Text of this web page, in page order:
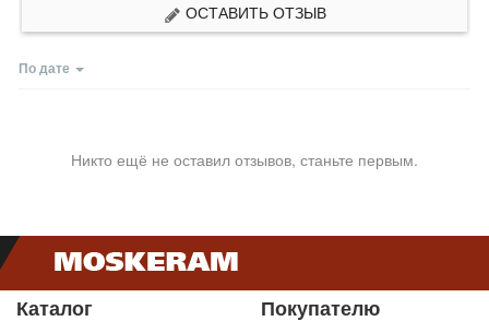
ОСТАВИТЬ ОТЗЫВ
По дате
Никто ещё не оставил отзывов, станьте первым.
Каталог Покупателю